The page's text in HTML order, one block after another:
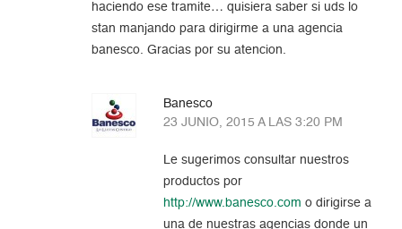
haciendo ese tramite… quisiera saber si uds lo
stan manjando para dirigirme a una agencia
banesco. Gracias por su atencion.
Banesco
23 JUNIO, 2015 A LAS 3:20 PM
Le sugerimos consultar nuestros
productos por
http://www.banesco.com o dirigirse a
una de nuestras agencias donde un